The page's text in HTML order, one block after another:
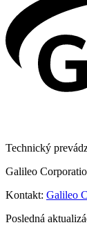
Technický
Galileo
Kontakt: Galileo
Posledná